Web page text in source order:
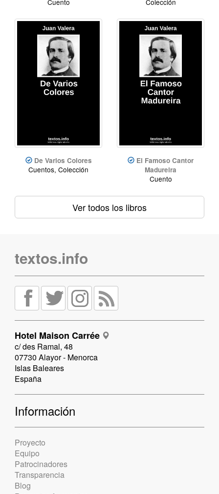
De Varios Colores
Cuentos, Colección
El Famoso Cantor
Madureira
Cuento
Ver todos los libros
textos.info
Hotel Maison Carrée
c/ des Ramal, 48
07730 Alayor - Menorca
Islas Baleares
España
Información
Proyecto
Equipo
Patrocinadores
Transparencia
Blog